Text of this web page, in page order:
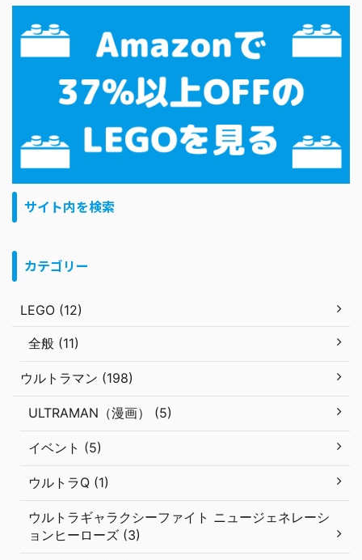
サイト内を検索
カテゴリー
LEGO (12)
全般 (11)
ウルトラマン (198)
ULTRAMAN（漫画） (5)
イベント (5)
ウルトラQ (1)
ウルトラギャラクシーファイト ニュージェネレーシ
ョンヒーローズ (3)